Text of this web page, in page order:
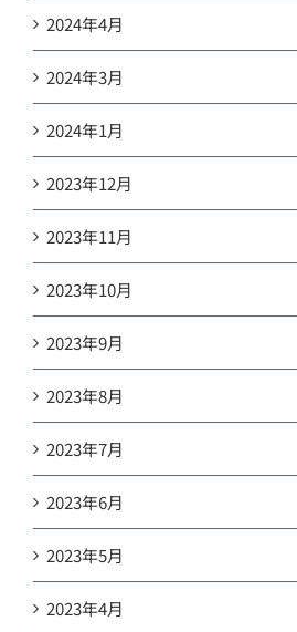
2024年4月
2024年3月
2024年1月
2023年12月
2023年11月
2023年10月
2023年9月
2023年8月
2023年7月
2023年6月
2023年5月
2023年4月